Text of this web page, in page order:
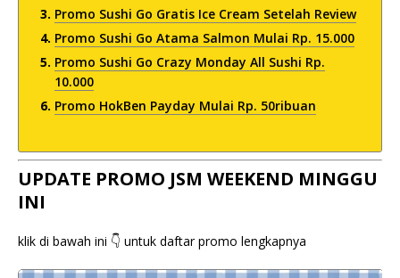
Promo Sushi Go Gratis Ice Cream Setelah Review
Promo Sushi Go Atama Salmon Mulai Rp. 15.000
Promo Sushi Go Crazy Monday All Sushi Rp.
10.000
Promo HokBen Payday Mulai Rp. 50ribuan
UPDATE PROMO JSM WEEKEND MINGGU
INI
klik di bawah ini 👇 untuk daftar promo lengkapnya